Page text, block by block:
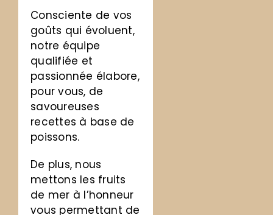
Consciente de vos
goûts qui évoluent,
notre équipe
qualifiée et
passionnée élabore,
pour vous, de
savoureuses
recettes à base de
poissons.
De plus, nous
mettons les fruits
de mer à l’honneur
vous permettant de